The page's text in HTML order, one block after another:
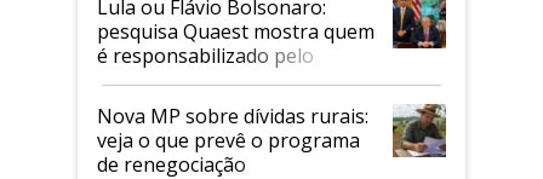
Lula ou Flávio Bolsonaro:
pesquisa Quaest mostra quem
é responsabilizado pelo
tarifaço dos EUA
Nova MP sobre dívidas rurais:
veja o que prevê o programa
de renegociação